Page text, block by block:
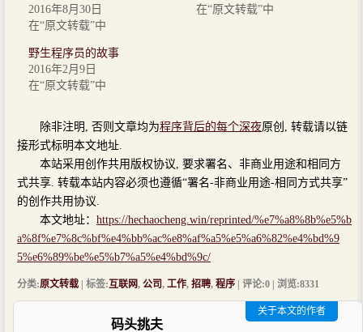
2016年8月30日
在“原文转载”中
在“原文转载”中
野生程序员的故事
2016年2月9日
在“原文转载”中
除非注明, 否则文章均为程序背后的每个深夜原创, 转载请以链
接形式标明本文地址.
本站采用创作共用版权协议, 要求署名、非商业用途和相同方
式共享. 转载本站内容必须也遵循“署名-非商业用途-相同方式共享”
的创作共用协议.
本文地址： https://hechaocheng.win/reprinted/%e7%a8%8b%e5%b
a%8f%e7%8c%bf%e4%bb%ac%e8%af%a5%e5%a6%82%e4%bd%9
5%e6%89%be%e5%b7%a5%e4%bd%9c/
分类:原文转载 | 标签:互联网, 公司, 工作, 招聘, 程序 | 评论:0 | 浏览:8331
码头挑夫
关于本文的作者